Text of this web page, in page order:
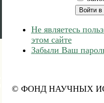
Не являетесь
этом сайте
Забыли Ваш
© ФОНД НАУЧНЫХ